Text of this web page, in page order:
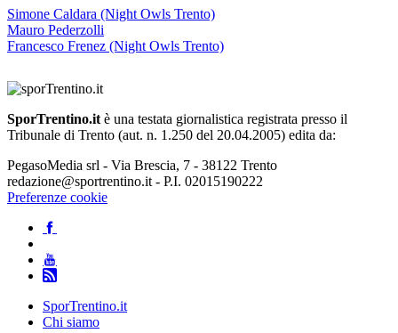
Simone Caldara (Night Owls Trento)
Mauro Pederzolli
Francesco Frenez (Night Owls Trento)
SporTrentino.it è una testata giornalistica registrata presso il
Tribunale di Trento (aut. n. 1.250 del 20.04.2005) edita da:
PegasoMedia srl - Via Brescia, 7 - 38122 Trento
redazione@sportrentino.it - P.I. 02015190222
Preferenze cookie
SporTrentino.it
Chi siamo